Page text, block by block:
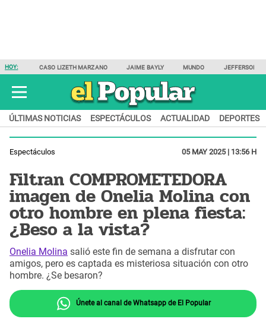
HOY: CASO LIZETH MARZANO JAIME BAYLY MUNDO JEFFERSON
ÚLTIMAS NOTICIAS ESPECTÁCULOS ACTUALIDAD DEPORTES
Espectáculos 05 MAY 2025 | 13:56 H
Filtran COMPROMETEDORA
imagen de Onelia Molina con
otro hombre en plena fiesta:
¿Beso a la vista?
Onelia Molina salió este fin de semana a disfrutar con
amigos, pero es captada es misteriosa situación con otro
hombre. ¿Se besaron?
Únete al canal de Whatsapp de El Popular